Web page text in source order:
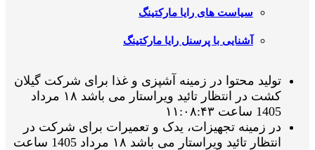
سیاست های رایا مارکتینگ
آشنایی با پرسنل رایا مارکتینگ
تولید محتوا در زمینه آشپزی و غذا برای شرکت گیلان
کشت در انتظار تائید ویراستار می باشد ۱۸ مرداد
1405 ساعت ۱۱:۰۸:۴۳
در زمینه تجهیزات، یدک و تعمیرات برای شرکت در
انتظار تائید ویراستار می باشد ۱۸ مرداد 1405 ساعت